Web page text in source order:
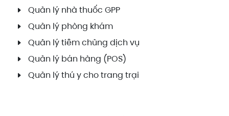
Quản lý nhà thuốc GPP
Quản lý phòng khám
Quản lý tiêm chủng dịch vụ
Quản lý bán hàng (POS)
Quản lý thú y cho trang trại